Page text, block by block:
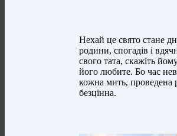
Нехай це свято стане
родини, спогадів і
свого тата, скажіть
його любите. Бо час
кожна мить, проведена
безцінна.